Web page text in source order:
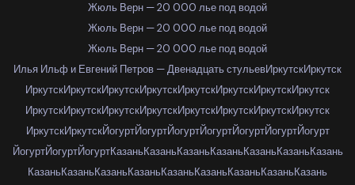
Жюль Верн — 20 000 лье под водой
Жюль Верн — 20 000 лье под водой
Жюль Верн — 20 000 лье под водой
Илья Ильф и Евгений Петров — Двенадцать стульевИркутскИркутск
ИркутскИркутскИркутскИркутскИркутскИркутскИркутскИркутск
ИркутскИркутскИркутскИркутскИркутскИркутскИркутскИркутск
ИркутскИркутскЙогуртЙогуртЙогуртЙогуртЙогуртЙогуртЙогурт
ЙогуртЙогуртЙогуртКазаньКазаньКазаньКазаньКазаньКазаньКазань
КазаньКазаньКазаньКазаньКазаньКазаньКазаньКазаньКазань